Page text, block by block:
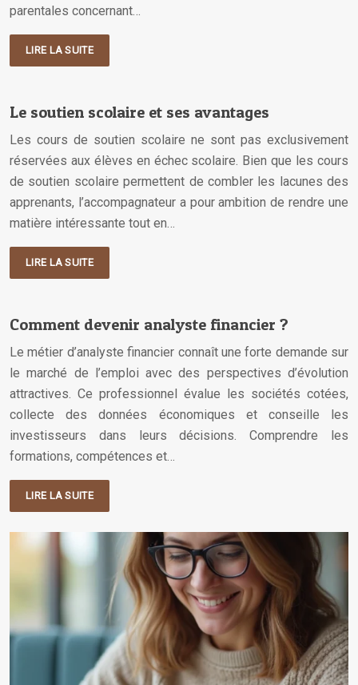
parentales concernant…
LIRE LA SUITE
Le soutien scolaire et ses avantages
Les cours de soutien scolaire ne sont pas exclusivement
réservées aux élèves en échec scolaire. Bien que les cours
de soutien scolaire permettent de combler les lacunes des
apprenants, l’accompagnateur a pour ambition de rendre une
matière intéressante tout en…
LIRE LA SUITE
Comment devenir analyste financier ?
Le métier d’analyste financier connaît une forte demande sur
le marché de l’emploi avec des perspectives d’évolution
attractives. Ce professionnel évalue les sociétés cotées,
collecte des données économiques et conseille les
investisseurs dans leurs décisions. Comprendre les
formations, compétences et…
LIRE LA SUITE